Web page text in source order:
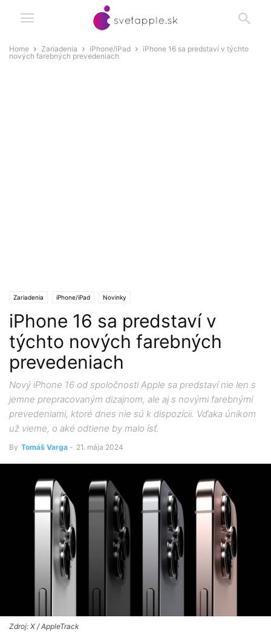
Home Zariadenia iPhone/iPad
iPhone 16 sa predstaví v týchto
nových farebných prevedeniach
Zariadenia iPhone/iPad Novinky
iPhone 16 sa predstaví v
týchto nových farebných
prevedeniach
Nový iPhone 16 od spoločnosti Apple sa predstaví nie len s
jemne prepracovaným dizajnom, ale aj s novými farebnými
prevedeniami, ktoré dnes nie sú k dispozícii. Vďaka únikom
už vieme, o aké odtiene by malo ísť.
By Tomáš Varga - 21. mája 2024
Zdroj: X / AppleTrack